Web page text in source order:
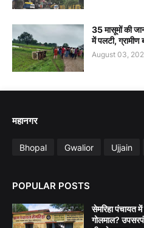
35 मासूमों की
में पलटी, ग्रामीण
August 03,
महानगर
Bhopal Gwalior Ujjain
POPULAR POSTS
सेमरिहा पंचायत में
गोलमाल?